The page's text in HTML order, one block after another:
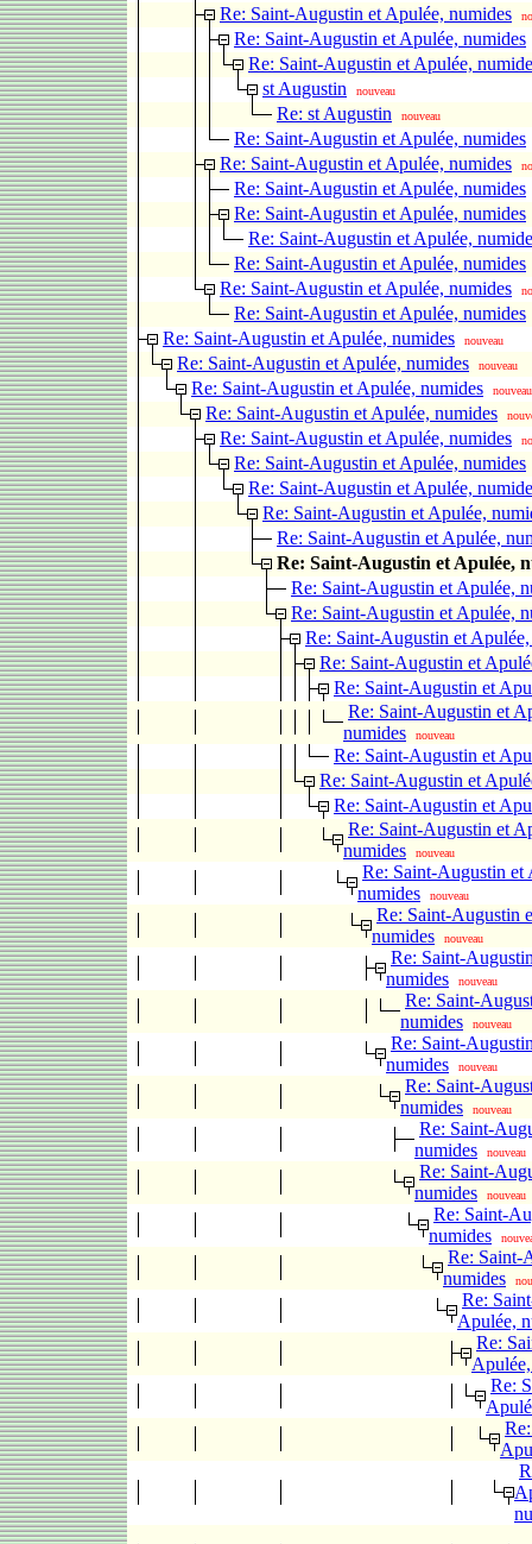
Re: Saint-Augustin et Apulée, numides
Re: Saint-Augustin et Apulée, numides
Re: Saint-Augustin et Apulée,
st Augustin
nouveau
Re: st Augustin nouveau
Re: Saint-Augustin et Apulée, numides
Re: Saint-Augustin et Apulée, numides
Re: Saint-Augustin et Apulée, numides
Re: Saint-Augustin et Apulée, numides
Re: Saint-Augustin et Apulée,
Re: Saint-Augustin et Apulée, numides
Re: Saint-Augustin et Apulée, numides
Re: Saint-Augustin et Apulée, numides
Re: Saint-Augustin et Apulée, numides
nouveau
Re: Saint-Augustin et Apulée, numides nouveau
Re: Saint-Augustin et Apulée, numides nouveau
Re: Saint-Augustin et Apulée, numides
Re: Saint-Augustin et Apulée, numides
Re: Saint-Augustin et Apulée, numides
Re: Saint-Augustin et Apulée,
Re: Saint-Augustin et Apulée,
Re: Saint-Augustin et Apulée,
Re: Saint-Augustin et Apulée,
Re: Saint-Augustin et Apulée,
Re: Saint-Augustin et Apulée,
Re: Saint-Augustin et
Re: Saint-Augustin et
Re: Saint-Augustin et
Re: Saint-Augustin et
numides
nouveau
Re: Saint-Augustin et
Re: Saint-Augustin et
Re: Saint-Augustin et
Re: Saint-Augustin et
numides
nouveau
Re: Saint-Augustin et
numides
nouveau
Re: Saint-Augustin
numides
nouveau
Re: Saint-
numides
nouveau
Re: Saint-
numides
nouveau
Re: Saint-
numides
nouveau
Re: Saint-
numides
nouveau
Re: Saint-
numides
nouveau
Re: Saint-
numides
nouveau
Re: Saint-
numides
Re: Saint-
numides
Re:
Apulée,
Re:
Re: